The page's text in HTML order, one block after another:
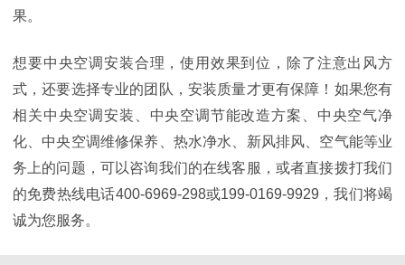
果。
想要中央空调安装合理，使用效果到位，除了注意出风方
式，还要选择专业的团队，安装质量才更有保障！如果您有
相关中央空调安装、中央空调节能改造方案、中央空气净
化、中央空调维修保养、热水净水、新风排风、空气能等业
务上的问题，可以咨询我们的在线客服，或者直接拨打我们
的免费热线电话400-6969-298或199-0169-9929，我们将竭
诚为您服务。